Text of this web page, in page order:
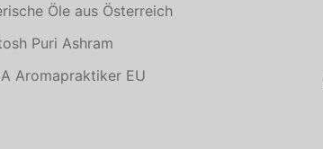
Öle aus Österreich
Puri Ashram
Aromapraktiker EU